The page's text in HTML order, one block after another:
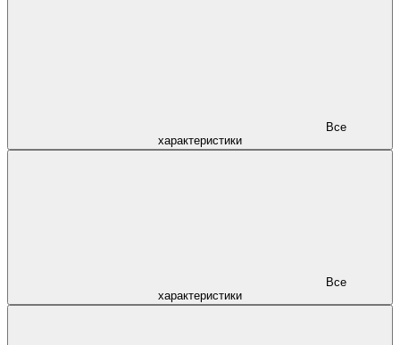
характеристики
характеристики